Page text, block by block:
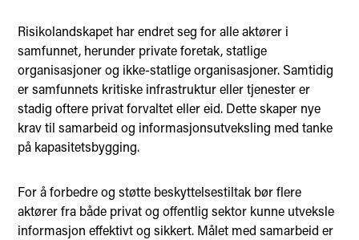
Risikolandskapet har endret seg for alle aktører i
samfunnet, herunder private foretak, statlige
organisasjoner og ikke-statlige organisasjoner. Samtidig
er samfunnets kritiske infrastruktur eller tjenester er
stadig oftere privat forvaltet eller eid. Dette skaper nye
krav til samarbeid og informasjonsutveksling med tanke
på kapasitetsbygging.
For å forbedre og støtte beskyttelsestiltak bør flere
aktører fra både privat og offentlig sektor kunne utveksle
informasjon effektivt og sikkert. Målet med samarbeid er